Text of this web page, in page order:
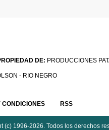
DE: PRODUCCIONES
- RIO NEGRO
CONDICIONES RSS
(c) 1996-2026. Todos los derechos